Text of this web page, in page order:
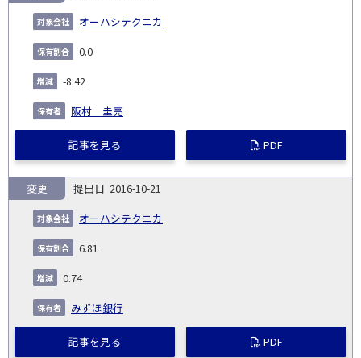
オーハシテクニカ
0.0
-8.42
阪村 圭亮
記事を見る PDF
2016-10-21
オーハシテクニカ
変更
6.81
0.74
みずほ銀行
記事を見る PDF